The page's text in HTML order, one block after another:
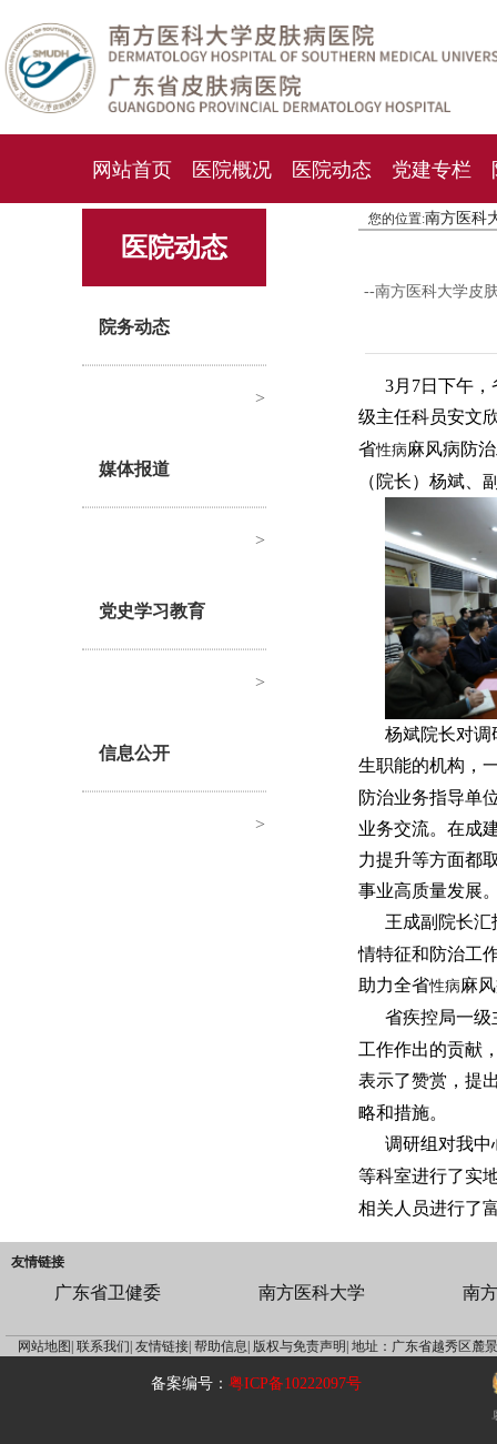
网站首页 医院概况 医院动态 党建专栏
化妆品检测中心 就诊指南 人才
医院动态
院务动态
>
媒体报道
>
党史学习教育
>
信息公开
>
您的位置:南方医科
--南方医科大学皮
3月7日下午
级主任科员安文
省性病麻风病防
（院长）杨斌、
杨斌院长对
生职能的机构，
防治业务指导单
业务交流。在成
力提升等方面都
事业高质量发展
王成副院长汇
情特征和防治工
助力全省性病麻
省疾控局一
工作作出的贡献
表示了赞赏，提
略和措施。
调研组对我中
等科室进行了实
相关人员进行了
友情链接
广东省卫健委 南方医科大学 南
网站地图| 联系我们| 友情链接| 帮助信息| 版权与免责声明| 地址：广东省越秀区麓
备案编号：粤ICP备10222097号